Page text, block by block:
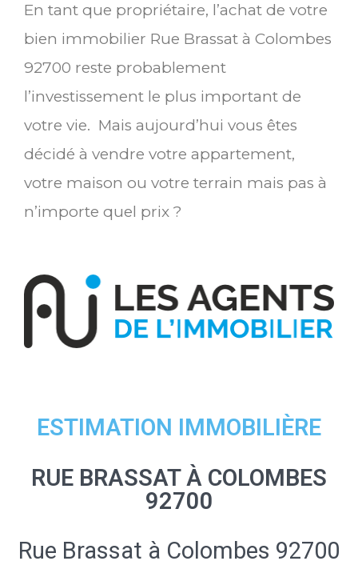
En tant que propriétaire, l’achat de votre
bien immobilier Rue Brassat à Colombes
92700 reste probablement
l’investissement le plus important de
votre vie. Mais aujourd’hui vous êtes
décidé à vendre votre appartement,
votre maison ou votre terrain mais pas à
n’importe quel prix ?
ESTIMATION IMMOBILIÈRE
RUE BRASSAT À COLOMBES
92700
Rue Brassat à Colombes 92700